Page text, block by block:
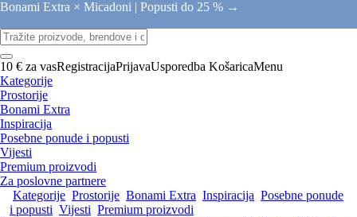
Bonami Extra × Micadoni | Popusti do 25 % →
10 € za vasRegistracijaPrijavaUsporedba KošaricaMenu
Kategorije
Prostorije
Bonami Extra
Inspiracija
Posebne ponude i popusti
Vijesti
Premium proizvodi
Za poslovne partnere
Kategorije Prostorije Bonami Extra Inspiracija Posebne ponude
i popusti Vijesti Premium proizvodi